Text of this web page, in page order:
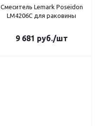
Смеситель Lemark Poseidon
LM4206C для раковины
9 681 руб./шт